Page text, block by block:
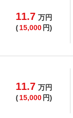
11.7 万円
( 15,000 円)
11.7 万円
( 15,000 円)